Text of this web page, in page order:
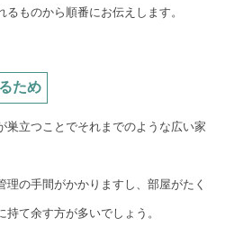
ものから順番にお伝えします。
ため
巣立つことでそれまでのような広い家
理の手間がかかりますし、部屋がたく
て余す方が多いでしょう。